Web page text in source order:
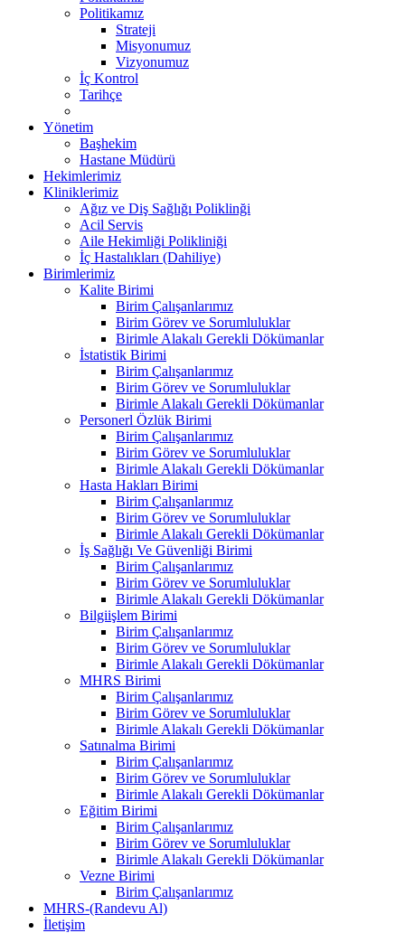
Politikamız
Strateji
Misyonumuz
Vizyonumuz
İç Kontrol
Tarihçe
Yönetim
Başhekim
Hastane Müdürü
Hekimlerimiz
Kliniklerimiz
Ağız ve Diş Sağlığı Poliklinği
Acil Servis
Aile Hekimliği Polikliniği
İç Hastalıkları (Dahiliye)
Birimlerimiz
Kalite Birimi
Birim Çalışanlarımız
Birim Görev ve Sorumluluklar
Birimle Alakalı Gerekli Dökümanlar
İstatistik Birimi
Birim Çalışanlarımız
Birim Görev ve Sorumluluklar
Birimle Alakalı Gerekli Dökümanlar
Personerl Özlük Birimi
Birim Çalışanlarımız
Birim Görev ve Sorumluluklar
Birimle Alakalı Gerekli Dökümanlar
Hasta Hakları Birimi
Birim Çalışanlarımız
Birim Görev ve Sorumluluklar
Birimle Alakalı Gerekli Dökümanlar
İş Sağlığı Ve Güvenliği Birimi
Birim Çalışanlarımız
Birim Görev ve Sorumluluklar
Birimle Alakalı Gerekli Dökümanlar
Bilgiişlem Birimi
Birim Çalışanlarımız
Birim Görev ve Sorumluluklar
Birimle Alakalı Gerekli Dökümanlar
MHRS Birimi
Birim Çalışanlarımız
Birim Görev ve Sorumluluklar
Birimle Alakalı Gerekli Dökümanlar
Satınalma Birimi
Birim Çalışanlarımız
Birim Görev ve Sorumluluklar
Birimle Alakalı Gerekli Dökümanlar
Eğitim Birimi
Birim Çalışanlarımız
Birim Görev ve Sorumluluklar
Birimle Alakalı Gerekli Dökümanlar
Vezne Birimi
Birim Çalışanlarımız
MHRS-(Randevu Al)
İletişim